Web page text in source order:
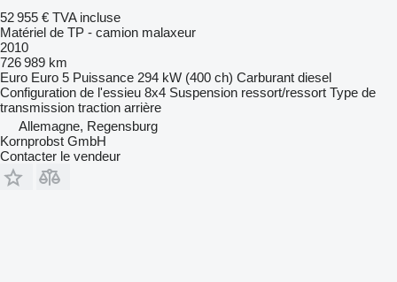
52 955 € TVA incluse
Matériel de TP - camion malaxeur
2010
726 989 km
Euro Euro 5 Puissance 294 kW (400 ch) Carburant diesel
Configuration de l'essieu 8x4 Suspension ressort/ressort Type de
transmission traction arrière
Allemagne, Regensburg
Kornprobst GmbH
Contacter le vendeur